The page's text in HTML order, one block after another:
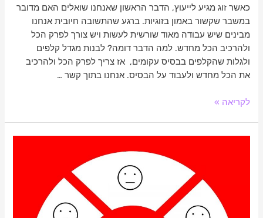
כאשר זוג מגיע לייעוץ, הדבר הראשון שאנחנו שואלים האם מדובר
במשבר שקשור באמון בזוגיות. ברגע שהתשובה חיובית אנחנו
מבינים שיש עבודה מאוד שורשית לעשות ויש צורך לפרק הכל
ולהרכיב הכל מחדש. למה הדבר דומה? לבנות מגדל קלפים
ולגלות שהקלפים בבסיס עקומים, אז צריך לפרק הכל ולהרכיב
את הכל מחדש ולעבוד על הבסיס. אנחנו בתוך קשר …
לקריאה »